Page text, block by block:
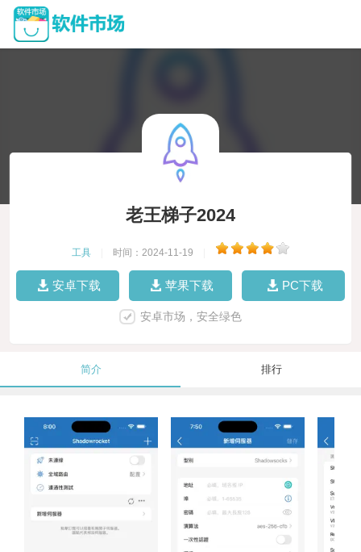
老王梯子2024
工具 时间：2024-11-19
安卓下载 苹果下载 PC下载
安卓市场，安全绿色
简介 排行